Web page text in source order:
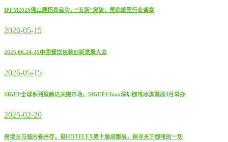
IPFM2026佛山展招商启动，“五新”突破，塑造纸塑行业盛宴
2026-05-15
2026.06.24-25中国餐饮包装创新发展大会
2026-05-15
SIGEP全球系列展触达关键市场，SIGEP China深圳咖啡冰淇淋展4月举办
2025-02-20
高增长与强内卷并存，逛HOTELEX第十届成都展，探寻关于咖啡的一切